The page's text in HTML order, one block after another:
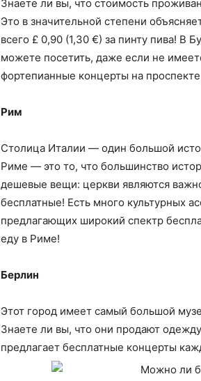
Знаете ли вы, что стоимость
Это в значительной степени
всего £ 0,90 (1,30 €) за пинту пива! В
можете посетить, даже если не
фортепианные концерты на
Рим
Столица Италии — один большой
Риме — это то, что большинство
дешевые вещи: церкви являются
бесплатные! Есть много культурных
предлагающих широкий спектр
еду в Риме!
Берлин
Этот город имеет самый большой
Знаете ли вы, что они продают
предлагает бесплатные концерты